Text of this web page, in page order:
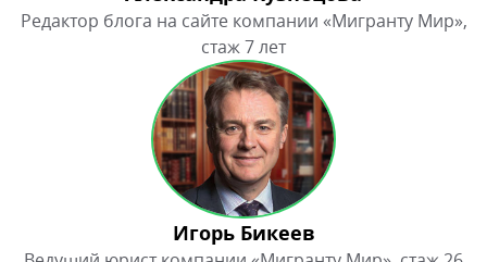
Лиана Игнатова
Руководитель отдела по работе с клиентами в
компании «Мигранту Мир», стаж 15 лет